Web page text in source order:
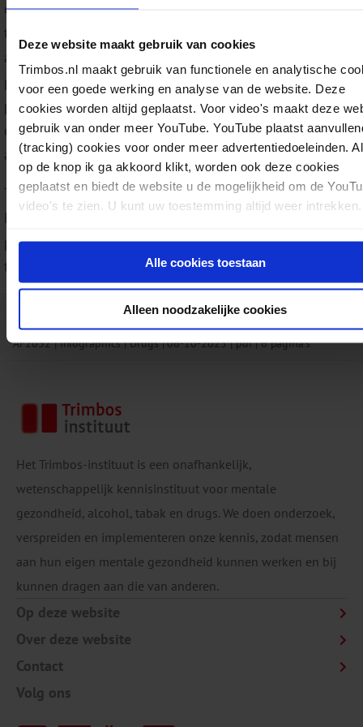
Deze website maakt gebruik van cookies
Trimbos.nl maakt gebruik van functionele en analytische
voor een goede werking en analyse van de website. Deze
cookies worden altijd geplaatst. Voor video's maakt deze
gebruik van onder meer YouTube. YouTube plaatst
(tracking) cookies voor onder meer advertentiedoeleinden.
op de knop ik ga akkoord klikt, worden ook deze cookies
geplaatst en biedt de website u de mogelijkheid om de
video's te zien. U kunt uw toestemming altijd weer intrekken.
Alle cookies toestaan
Alleen noodzakelijke cookies
checking service. The Monitor Drug-related Incidents
the Dutch Poisons Information Centre (DPIC) share data
adverse health-related events related to the use of new
psychoactive substances. Additional information about
psychoactive substances being used in the Netherlands
collected from pre-selected online consumer discussion
about drugs.
Together, the information from the Reporting Desk for
Drugs gives an indication of the situation regarding new
psychoactive substances being present in the
the illicit drug market.
AF2032 Infographics Drugs 06-10-2025 pdf 6 pagina's
Het Trimbos-instituut is een onafhankelijk,
wetenschappelijk kennisinstituut voor mentale
gezondheid, alcohol, tabak en drugs. We doen onderzoek,
verspreiden en implementeren onze kennis, zodat mensen
aan hun eigen mentale gezondheid kunnen werken en bij
kunnen dragen aan die van anderen.
Op deze website
Over deze website
Contact
Volg ons